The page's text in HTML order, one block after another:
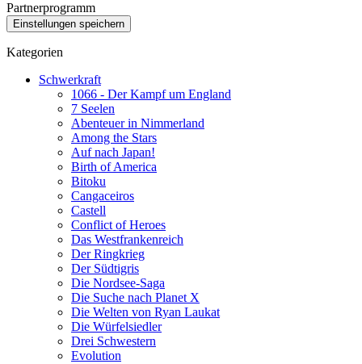
Partnerprogramm
Kategorien
Schwerkraft
1066 - Der Kampf um England
7 Seelen
Abenteuer in Nimmerland
Among the Stars
Auf nach Japan!
Birth of America
Bitoku
Cangaceiros
Castell
Conflict of Heroes
Das Westfrankenreich
Der Ringkrieg
Der Südtigris
Die Nordsee-Saga
Die Suche nach Planet X
Die Welten von Ryan Laukat
Die Würfelsiedler
Drei Schwestern
Evolution